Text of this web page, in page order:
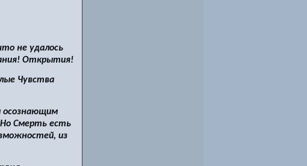
не удалось
Открытия!
Чувства
осознающим
Смерть есть
из